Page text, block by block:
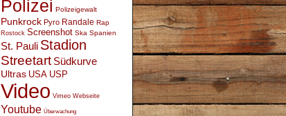
Polizei Polizeigewalt
Punkrock Pyro Randale Rap
Rostock Screenshot Ska Spanien
St. Pauli Stadion
Streetart Südkurve
Ultras USA USP
Video Vimeo Webseite
Youtube Überwachung